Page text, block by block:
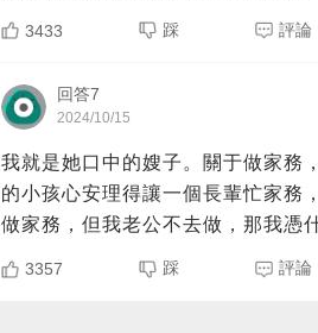
3433 踩 評論
回答7
2024/10/15
我就是她口中的嫂子。關于做家務
的小孩心安理得讓一個長輩忙家務
做家務，但我老公不去做，那我憑
3357 踩 評論